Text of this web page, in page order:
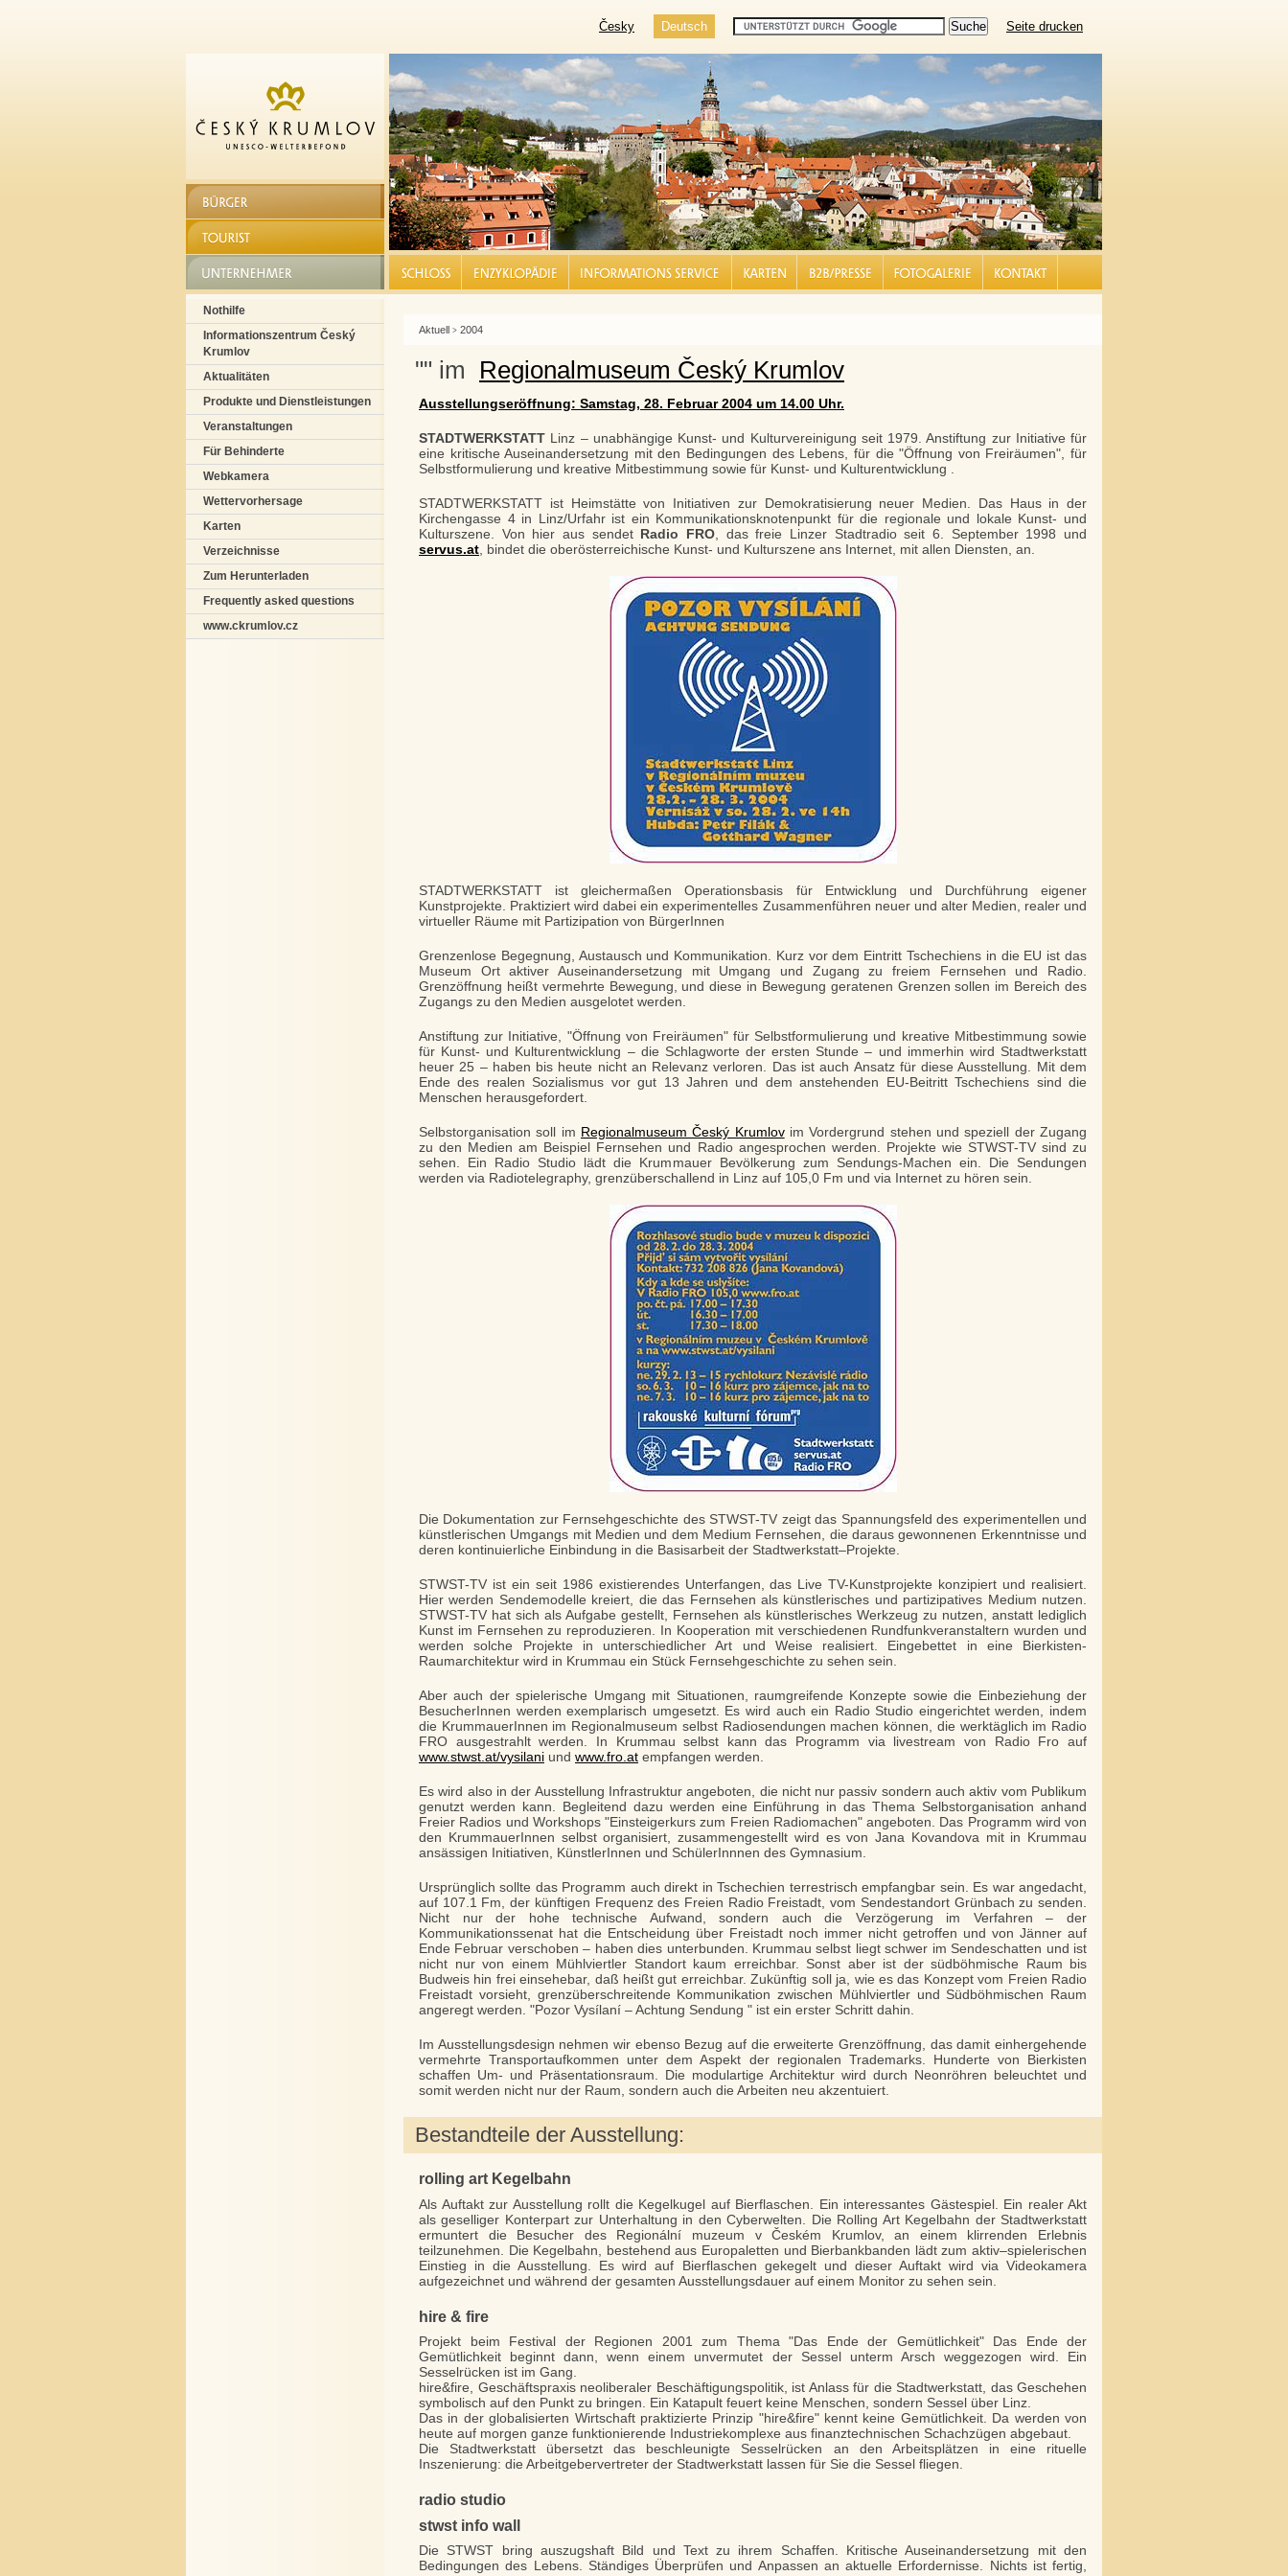
Aktuell > 2004
"" im Regionalmuseum Český Krumlov
Ausstellungseröffnung: Samstag, 28. Februar 2004 um 14.00 Uhr.
STADTWERKSTATT Linz – unabhängige Kunst- und Kulturvereinigung seit 1979. Anstiftung zur Initiative für
eine kritische Auseinandersetzung mit den Bedingungen des Lebens, für die "Öffnung von Freiräumen", für
Selbstformulierung und kreative Mitbestimmung sowie für Kunst- und Kulturentwicklung .
STADTWERKSTATT ist Heimstätte von Initiativen zur Demokratisierung neuer Medien. Das Haus in der
Kirchengasse 4 in Linz/Urfahr ist ein Kommunikationsknotenpunkt für die regionale und lokale Kunst- und
Kulturszene. Von hier aus sendet Radio FRO , das freie Linzer Stadtradio seit 6. September 1998 und
servus.at , bindet die oberösterreichische Kunst- und Kulturszene ans Internet, mit allen Diensten, an.
STADTWERKSTATT ist gleichermaßen Operationsbasis für Entwicklung und Durchführung eigener
Kunstprojekte. Praktiziert wird dabei ein experimentelles Zusammenführen neuer und alter Medien, realer und
virtueller Räume mit Partizipation von BürgerInnen
Grenzenlose Begegnung, Austausch und Kommunikation. Kurz vor dem Eintritt Tschechiens in die EU ist das
Museum Ort aktiver Auseinandersetzung mit Umgang und Zugang zu freiem Fernsehen und Radio.
Grenzöffnung heißt vermehrte Bewegung, und diese in Bewegung geratenen Grenzen sollen im Bereich des
Zugangs zu den Medien ausgelotet werden.
Anstiftung zur Initiative, "Öffnung von Freiräumen" für Selbstformulierung und kreative Mitbestimmung sowie
für Kunst- und Kulturentwicklung – die Schlagworte der ersten Stunde – und immerhin wird Stadtwerkstatt
heuer 25 – haben bis heute nicht an Relevanz verloren. Das ist auch Ansatz für diese Ausstellung. Mit dem
Ende des realen Sozialismus vor gut 13 Jahren und dem anstehenden EU-Beitritt Tschechiens sind die
Menschen herausgefordert.
Selbstorganisation soll im Regionalmuseum Český Krumlovim Vordergrund stehen und speziell der Zugang
zu den Medien am Beispiel Fernsehen und Radio angesprochen werden. Projekte wie STWST-TV sind zu
sehen. Ein Radio Studio lädt die Krummauer Bevölkerung zum Sendungs-Machen ein. Die Sendungen
werden via Radiotelegraphy, grenzüberschallend in Linz auf 105,0 Fm und via Internet zu hören sein.
Die Dokumentation zur Fernsehgeschichte des STWST-TV zeigt das Spannungsfeld des experimentellen und
künstlerischen Umgangs mit Medien und dem Medium Fernsehen, die daraus gewonnenen Erkenntnisse und
deren kontinuierliche Einbindung in die Basisarbeit der Stadtwerkstatt–Projekte.
STWST-TV ist ein seit 1986 existierendes Unterfangen, das Live TV-Kunstprojekte konzipiert und realisiert.
Hier werden Sendemodelle kreiert, die das Fernsehen als künstlerisches und partizipatives Medium nutzen.
STWST-TV hat sich als Aufgabe gestellt, Fernsehen als künstlerisches Werkzeug zu nutzen, anstatt lediglich
Kunst im Fernsehen zu reproduzieren. In Kooperation mit verschiedenen Rundfunkveranstaltern wurden und
werden solche Projekte in unterschiedlicher Art und Weise realisiert. Eingebettet in eine Bierkisten-
Raumarchitektur wird in Krummau ein Stück Fernsehgeschichte zu sehen sein.
Aber auch der spielerische Umgang mit Situationen, raumgreifende Konzepte sowie die Einbeziehung der
BesucherInnen werden exemplarisch umgesetzt. Es wird auch ein Radio Studio eingerichtet werden, indem
die KrummauerInnen im Regionalmuseum selbst Radiosendungen machen können, die werktäglich im Radio
FRO ausgestrahlt werden. In Krummau selbst kann das Programm via livestream von Radio Fro auf
www.stwst.at/vysilani und www.fro.at empfangen werden.
Es wird also in der Ausstellung Infrastruktur angeboten, die nicht nur passiv sondern auch aktiv vom Publikum
genutzt werden kann. Begleitend dazu werden eine Einführung in das Thema Selbstorganisation anhand
Freier Radios und Workshops "Einsteigerkurs zum Freien Radiomachen" angeboten. Das Programm wird von
den KrummauerInnen selbst organisiert, zusammengestellt wird es von Jana Kovandova mit in Krummau
ansässigen Initiativen, KünstlerInnen und SchülerInnnen des Gymnasium.
Ursprünglich sollte das Programm auch direkt in Tschechien terrestrisch empfangbar sein. Es war angedacht,
auf 107.1 Fm, der künftigen Frequenz des Freien Radio Freistadt, vom Sendestandort Grünbach zu senden.
Nicht nur der hohe technische Aufwand, sondern auch die Verzögerung im Verfahren – der
Kommunikationssenat hat die Entscheidung über Freistadt noch immer nicht getroffen und von Jänner auf
Ende Februar verschoben – haben dies unterbunden. Krummau selbst liegt schwer im Sendeschatten und ist
nicht nur von einem Mühlviertler Standort kaum erreichbar. Sonst aber ist der südböhmische Raum bis
Budweis hin frei einsehebar, daß heißt gut erreichbar. Zukünftig soll ja, wie es das Konzept vom Freien Radio
Freistadt vorsieht, grenzüberschreitende Kommunikation zwischen Mühlviertler und Südböhmischen Raum
angeregt werden. "Pozor Vysílaní – Achtung Sendung " ist ein erster Schritt dahin.
Im Ausstellungsdesign nehmen wir ebenso Bezug auf die erweiterte Grenzöffnung, das damit einhergehende
vermehrte Transportaufkommen unter dem Aspekt der regionalen Trademarks. Hunderte von Bierkisten
schaffen Um- und Präsentationsraum. Die modulartige Architektur wird durch Neonröhren beleuchtet und
somit werden nicht nur der Raum, sondern auch die Arbeiten neu akzentuiert.
Bestandteile der Ausstellung:
rolling art Kegelbahn
Als Auftakt zur Ausstellung rollt die Kegelkugel auf Bierflaschen. Ein interessantes Gästespiel. Ein realer Akt
als geselliger Konterpart zur Unterhaltung in den Cyberwelten. Die Rolling Art Kegelbahn der Stadtwerkstatt
ermuntert die Besucher des Regionální muzeum v Českém Krumlov, an einem klirrenden Erlebnis
teilzunehmen. Die Kegelbahn, bestehend aus Europaletten und Bierbankbanden lädt zum aktiv–spielerischen
Einstieg in die Ausstellung. Es wird auf Bierflaschen gekegelt und dieser Auftakt wird via Videokamera
aufgezeichnet und während der gesamten Ausstellungsdauer auf einem Monitor zu sehen sein.
hire & fire
Projekt beim Festival der Regionen 2001 zum Thema "Das Ende der Gemütlichkeit" Das Ende der
Gemütlichkeit beginnt dann, wenn einem unvermutet der Sessel unterm Arsch weggezogen wird. Ein
Sesselrücken ist im Gang.
hire&fire, Geschäftspraxis neoliberaler Beschäftigungspolitik, ist Anlass für die Stadtwerkstatt, das Geschehen
symbolisch auf den Punkt zu bringen. Ein Katapult feuert keine Menschen, sondern Sessel über Linz.
Das in der globalisierten Wirtschaft praktizierte Prinzip "hire&fire" kennt keine Gemütlichkeit. Da werden von
heute auf morgen ganze funktionierende Industriekomplexe aus finanztechnischen Schachzügen abgebaut.
Die Stadtwerkstatt übersetzt das beschleunigte Sesselrücken an den Arbeitsplätzen in eine rituelle
Inszenierung: die Arbeitgebervertreter der Stadtwerkstatt lassen für Sie die Sessel fliegen.
radio studio
stwst info wall
Die STWST bring auszugshaft Bild und Text zu ihrem Schaffen. Kritische Auseinandersetzung mit den
Bedingungen des Lebens. Ständiges Überprüfen und Anpassen an aktuelle Erfordernisse. Nichts ist fertig,
Nothilfe
Informationszentrum Český
Krumlov
Aktualitäten
Produkte und Dienstleistungen
Veranstaltungen
Für Behinderte
Webkamera
Wettervorhersage
Karten
Verzeichnisse
Zum Herunterladen
Frequently asked questions
www.ckrumlov.cz
BÜRGER
TOURIST
UNTERNEHMER SCHLOSS | ENZYKLOPÄDIE | INFORMATIONS SERVICE | KARTEN | BUSINESS | FOTOGALERIE | KONTAKT |
Seite drucken
Česky Deutsch